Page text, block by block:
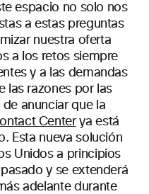
espacio no solo nos
a estas preguntas
nuestra oferta
a los retos siempre
y a las demandas
las razones por las
anunciar que la
Centerya está
Esta nueva solución
Unidos a principios
y se extenderá
adelante durante